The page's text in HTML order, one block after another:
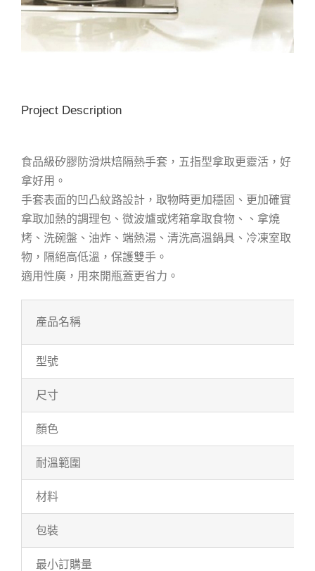
Project Description
食品級矽膠防滑烘焙隔熱手套，五指型拿取更靈活，好
拿好用。
手套表面的凹凸紋路設計，取物時更加穩固、更加確實
拿取加熱的調理包、微波爐或烤箱拿取食物、、拿燒
烤、洗碗盤、油炸、端熱湯、清洗高溫鍋具、冷凍室取
物，隔絕高低溫，保護雙手。
適用性廣，用來開瓶蓋更省力。
產品名稱
型號
尺寸
顏色
耐溫範圍
材料
包裝
最小訂購量